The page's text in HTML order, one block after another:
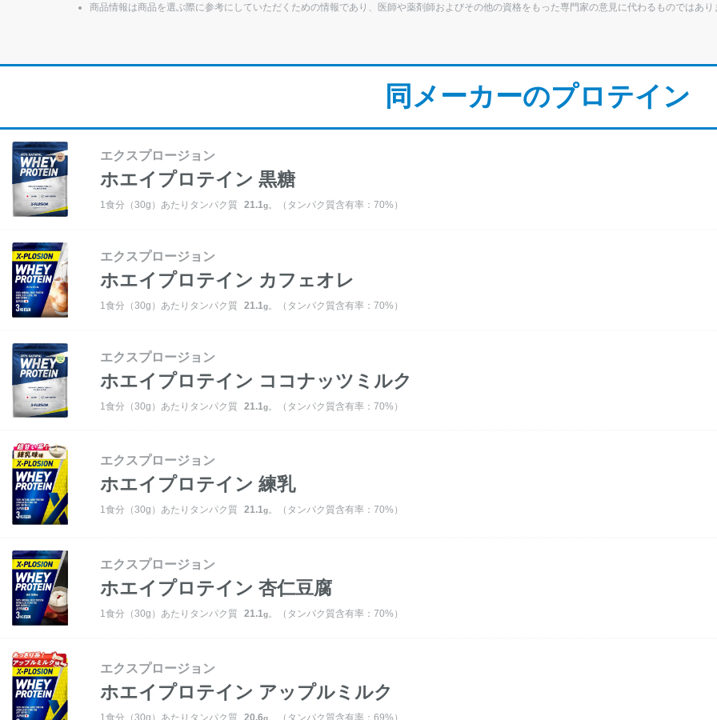
商品情報は商品を選ぶ際に参考にしていただくための情報であり、医師や薬剤師およびその他の資格をもった専門家の意見に代わるものではあり
同メーカーのプロテイン
エクスプロージョン
ホエイプロテイン 黒糖
1食分（30g）あたりタンパク質 21.1g。（タンパク質含有率：70%）
エクスプロージョン
ホエイプロテイン カフェオレ
1食分（30g）あたりタンパク質 21.1g。（タンパク質含有率：70%）
エクスプロージョン
ホエイプロテイン ココナッツミルク
1食分（30g）あたりタンパク質 21.1g 。（タンパク質含有率：70%）
エクスプロージョン
ホエイプロテイン 練乳
1食分（30g）あたりタンパク質 21.1g。（タンパク質含有率：70%）
エクスプロージョン
ホエイプロテイン 杏仁豆腐
1食分（30g）あたりタンパク質 21.1g。（タンパク質含有率：70%）
エクスプロージョン
ホエイプロテイン アップルミルク
1食分（30g）あたりタンパク質 20.6g 。（タンパク質含有率：69%）